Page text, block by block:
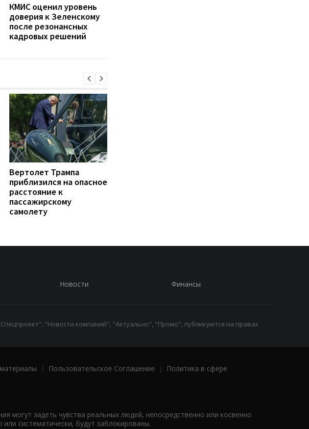
КМИС оценил уровень
доверия к Зеленскому
после резонансных
кадровых решений
Вертолет Трампа
приблизился на опасное
расстояние к
пассажирскому
самолету
Новости Финансы
"Новости компаний", "Актуально", "Промо", публикуются на правах
| Пользовательское Соглашение |
Политика в сфере
задеть чувства реальных людей, непосредственно или косвенно
систематически, будут заблокированы.